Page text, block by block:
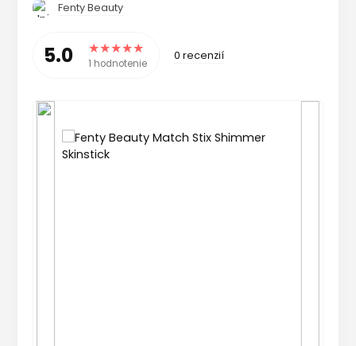
Fenty Beauty
5.0 1 hodnotenie
0 recenzií